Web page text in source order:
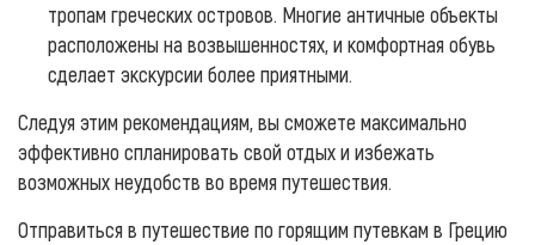
тропам греческих островов. Многие античные объекты
расположены на возвышенностях, и комфортная обувь
сделает экскурсии более приятными.
Следуя этим рекомендациям, вы сможете максимально
эффективно спланировать свой отдых и избежать
возможных неудобств во время путешествия.
Отправиться в путешествие по горящим путевкам в Грецию